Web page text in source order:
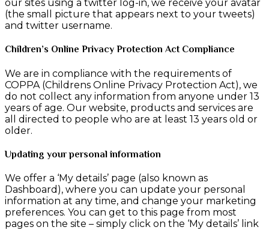
our sites using a twitter log-in, we receive your avatar
(the small picture that appears next to your tweets)
and twitter username.
Children’s Online Privacy Protection Act Compliance
We are in compliance with the requirements of
COPPA (Childrens Online Privacy Protection Act), we
do not collect any information from anyone under 13
years of age. Our website, products and services are
all directed to people who are at least 13 years old or
older.
Updating your personal information
We offer a ‘My details’ page (also known as
Dashboard), where you can update your personal
information at any time, and change your marketing
preferences. You can get to this page from most
pages on the site – simply click on the ‘My details’ link